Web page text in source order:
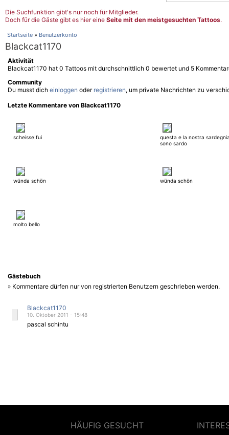
Die Suchfunktion gibt's nur noch für Mitglieder.
Doch für die Gäste gibt es hier eine Seite mit den meistgesuchten Tattoos.
Startseite » Benutzerkonto
Blackcat1170
Aktivität
Blackcat1170 hat 0 Tattoos mit durchschnittlich 0 bewertet und 5
Community
Du musst dich einloggen oder registrieren, um private Nachrichten zu
Letzte Kommentare von Blackcat1170
scheisse fui
questa e la nostra
sono sardo
wünda schön wünda schön
molto bello
Gästebuch
» Kommentare dürfen nur von registrierten Benutzern geschrieben werden.
Blackcat1170
10. Oktober 2011 - 15:48
pascal schintu
HÄUFIG GESUCHT